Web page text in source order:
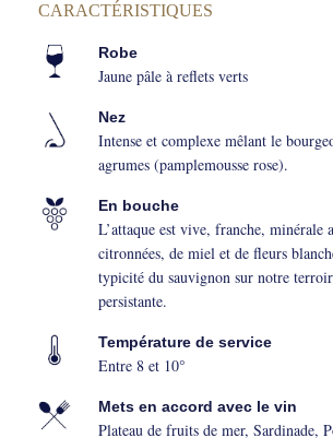
CARACTÉRISTIQUES
Robe
Jaune pâle à reflets verts
Nez
Intense et complexe mêlant le
agrumes (pamplemousse rose).
En bouche
L’attaque est vive, franche, minérale
citronnées, de miel et de fleurs
typicité du sauvignon sur notre
persistante.
Température de service
Entre 8 et 10°
Mets en accord avec le vin
Plateau de fruits de mer, Sardinade,